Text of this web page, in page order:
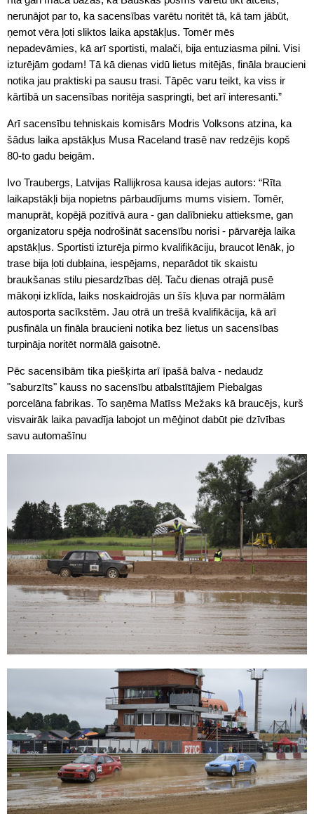
nerunājot par to, ka sacensības varētu noritēt tā, kā tam jābūt,
ņemot vēra ļoti sliktos laika apstākļus. Tomēr mēs
nepadevāmies, kā arī sportisti, malači, bija entuziasma pilni. Visi
izturējām godam! Tā kā dienas vidū lietus mitējās, fināla braucieni
notika jau praktiski pa sausu trasi. Tāpēc varu teikt, ka viss ir
kārtībā un sacensības noritēja saspringti, bet arī interesanti.”
Arī sacensību tehniskais komisārs Modris Volksons atzina, ka
šādus laika apstākļus Musa Raceland trasē nav redzējis kopš
80-to gadu beigām.
Ivo Traubergs, Latvijas Rallijkrosa kausa idejas autors: “Rīta
laikapstākļi bija nopietns pārbaudījums mums visiem. Tomēr,
manuprāt, kopējā pozitīvā aura - gan dalībnieku attieksme, gan
organizatoru spēja nodrošināt sacensību norisi - pārvarēja laika
apstākļus. Sportisti izturēja pirmo kvalifikāciju, braucot lēnāk, jo
trase bija ļoti dubļaina, iespējams, neparādot tik skaistu
braukšanas stilu piesardzības dēļ. Taču dienas otrajā pusē
mākoņi izklīda, laiks noskaidrojās un šīs kļuva par normālām
autosporta sacīkstēm. Jau otrā un trešā kvalifikācija, kā arī
pusfināla un fināla braucieni notika bez lietus un sacensības
turpināja noritēt normālā gaisotnē.
Pēc sacensībām tika piešķirta arī īpašā balva - nedaudz
"saburzīts" kauss no sacensību atbalstītājiem Piebalgas
porcelāna fabrikas. To saņēma Matīss Mežaks kā braucējs, kurš
visvairāk laika pavadīja labojot un mēģinot dabūt pie dzīvības
savu automašīnu